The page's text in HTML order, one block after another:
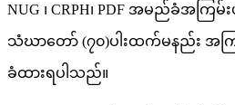
NUG ၊ CRPH၊ PDF အမည်ခံအကြမ်
သံဃာတော် (၇၀)ပါးထက်မနည်း အက
ခံထားရပါသည်။